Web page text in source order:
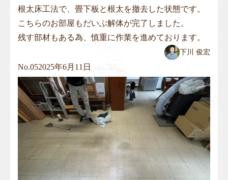
根太床工法で、畳下板と根太を撤去した状態です。
こちらのお部屋もだいぶ解体が完了しました。
残す部材もある為、慎重に作業を進めております。
下川 俊宏
No.052025年6月11日